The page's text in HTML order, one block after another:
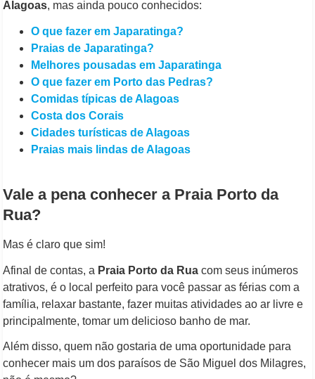
Alagoas, mas ainda pouco conhecidos:
O que fazer em Japaratinga?
Praias de Japaratinga?
Melhores pousadas em Japaratinga
O que fazer em Porto das Pedras?
Comidas típicas de Alagoas
Costa dos Corais
Cidades turísticas de Alagoas
Praias mais lindas de Alagoas
Vale a pena conhecer a Praia Porto da
Rua?
Mas é claro que sim!
Afinal de contas, a Praia Porto da Rua com seus inúmeros
atrativos, é o local perfeito para você passar as férias com a
família, relaxar bastante, fazer muitas atividades ao ar livre e
principalmente, tomar um delicioso banho de mar.
Além disso, quem não gostaria de uma oportunidade para
conhecer mais um dos paraísos de São Miguel dos Milagres,